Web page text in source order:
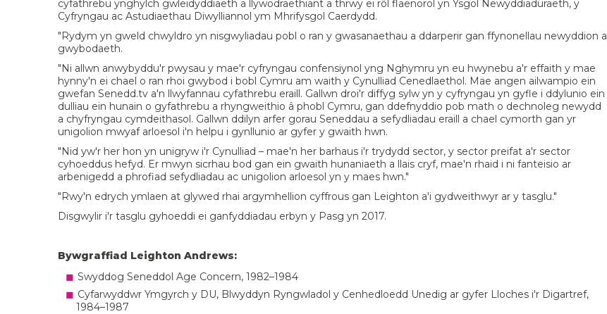
cyfathrebu ynghylch gwleidyddiaeth a llywodraethiant a thrwy ei rôl flaenorol yn Ysgol Newyddiaduraeth, y
Cyfryngau ac Astudiaethau Diwylliannol ym Mhrifysgol Caerdydd.
"Rydym yn gweld chwyldro yn nisgwyliadau pobl o ran y gwasanaethau a ddarperir gan ffynonellau newyddion a
gwybodaeth.
"Ni allwn anwybyddu'r pwysau y mae'r cyfryngau confensiynol yng Nghymru yn eu hwynebu a'r effaith y mae
hynny'n ei chael o ran rhoi gwybod i bobl Cymru am waith y Cynulliad Cenedlaethol. Mae angen ailwampio ein
gwefan Senedd.tv a'n llwyfannau cyfathrebu eraill. Gallwn droi'r diffyg sylw yn y cyfryngau yn gyfle i ddylunio ein
dulliau ein hunain o gyfathrebu a rhyngweithio â phobl Cymru, gan ddefnyddio pob math o dechnoleg newydd
a chyfryngau cymdeithasol. Gallwn ddilyn arfer gorau Seneddau a sefydliadau eraill a chael cymorth gan yr
unigolion mwyaf arloesol i'n helpu i gynllunio ar gyfer y gwaith hwn.
"Nid yw'r her hon yn unigryw i'r Cynulliad – mae'n her barhaus i'r trydydd sector, y sector preifat a'r sector
cyhoeddus hefyd. Er mwyn sicrhau bod gan ein gwaith hunaniaeth a llais cryf, mae'n rhaid i ni fanteisio ar
arbenigedd a phrofiad sefydliadau ac unigolion arloesol yn y maes hwn."
"Rwy'n edrych ymlaen at glywed rhai argymhellion cyffrous gan Leighton a'i gydweithwyr ar y tasglu."
Disgwylir i'r tasglu gyhoeddi ei ganfyddiadau erbyn y Pasg yn 2017.
Bywgraffiad Leighton Andrews:
Swyddog Seneddol Age Concern, 1982–1984
Cyfarwyddwr Ymgyrch y DU, Blwyddyn Ryngwladol y Cenhedloedd Unedig ar gyfer Lloches i'r Digartref,
1984–1987